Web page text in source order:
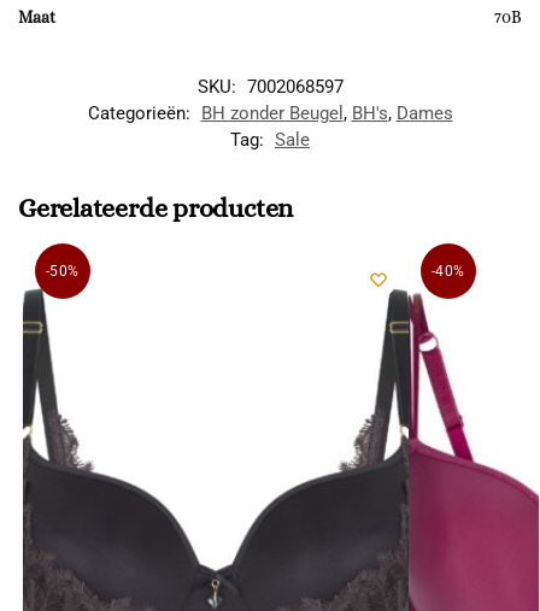
Maat 70B
SKU: 7002068597
Categorieën:
BH zonder Beugel , BH's, Dames
Tag: Sale
Gerelateerde producten
-50% -40%